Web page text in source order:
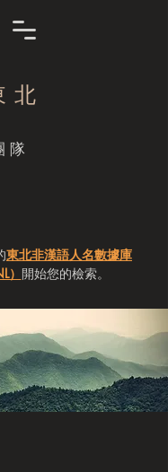
北
隊
東北非漢語人名數據庫
） 開始您的檢索。